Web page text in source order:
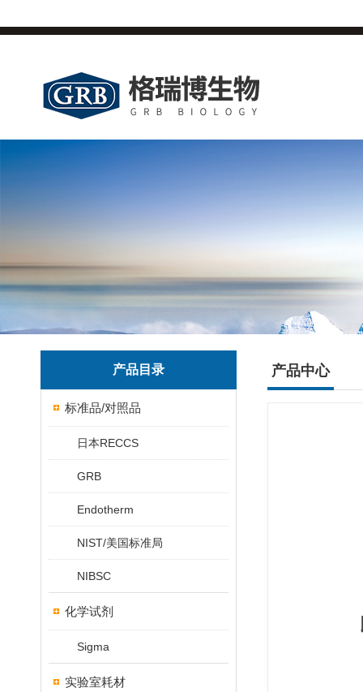
产品目录
标准品/对照品
日本RECCS
GRB
Endotherm
NIST/美国标准局
NIBSC
化学试剂
Sigma
实验室耗材
产品中心